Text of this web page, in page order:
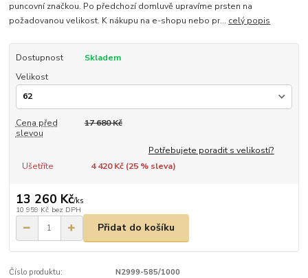
puncovní značkou. Po předchozí domluvě upravíme prsten na
požadovanou velikost. K nákupu na e-shopu nebo pr... celý popis
Dostupnost
Skladem
Velikost
Cena před
slevou
17 680 Kč
Potřebujete poradit s velikostí?
Ušetříte
4 420 Kč (25% sleva)
13 260 Kč/ks
10 959 Kč bez DPH
Přidat do košíku
Číslo produktu: N2999-585/1000